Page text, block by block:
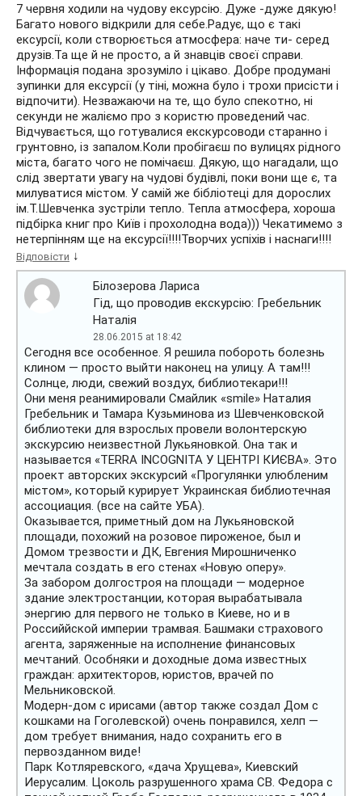
7 червня ходили на чудову ексурсію. Дуже -дуже дякую!
Багато нового відкрили для себе.Радує, що є такі
ексурсії, коли створюється атмосфера: наче ти- серед
друзів.Та ще й не просто, а й знавців своєї справи.
Інформація подана зрозуміло і цікаво. Добре продумані
зупинки для ексурсії (у тіні, можна було і трохи присісти і
відпочити). Незважаючи на те, що було спекотно, ні
секунди не жаліємо про з користю проведений час.
Відчувається, що готувалися екскурсоводи старанно і
грунтовно, із запалом.Коли пробігаєш по вулицях рідного
міста, багато чого не помічаєш. Дякую, що нагадали, що
слід звертати увагу на чудові будівлі, поки вони ще є, та
милуватися містом. У самій же бібліотеці для дорослих
ім.Т.Шевченка зустріли тепло. Тепла атмосфера, хороша
підбірка книг про Київ і прохолодна вода))) Чекатимемо з
нетерпінням ще на ексурсії!!!!Творчих успіхів і наснаги!!!!
Відповісти ↓
Білозерова Лариса
Гід, що проводив екскурсію: Гребельник
Наталія
28.06.2015 at 18:42
Сегодня все особенное. Я решила побороть болезнь
клином — просто выйти наконец на улицу. А там!!!
Солнце, люди, свежий воздух, библиотекари!!!
Они меня реанимировали Смайлик «smile» Наталия
Гребельник и Тамара Кузьминова из Шевченковской
библиотеки для взрослых провели волонтерскую
экскурсию неизвестной Лукьяновкой. Она так и
называется «TERRA INCOGNITA У ЦЕНТРІ КИЄВА». Это
проект авторских экскурсий «Прогулянки улюбленим
містом», который курирует Украинская библиотечная
ассоциация. (все на сайте УБА).
Оказывается, приметный дом на Лукьяновской
площади, похожий на розовое пироженое, был и
Домом трезвости и ДК, Евгения Мирошниченко
мечтала создать в его стенах «Новую оперу».
За забором долгостроя на площади — модерное
здание электростанции, которая вырабатывала
энергию для первого не только в Киеве, но и в
Российйской империи трамвая. Башмаки страхового
агента, заряженные на исполнение финансовых
мечтаний. Особняки и доходные дома известных
граждан: архитекторов, юристов, врачей по
Мельниковской.
Модерн-дом с ирисами (автор также создал Дом с
кошками на Гоголевской) очень понравился, хелп —
дом требует внимания, надо сохранить его в
первозданном виде!
Парк Котляревского, «дача Хрущева», Киевский
Иерусалим. Цоколь разрушенного храма СВ. Федора с